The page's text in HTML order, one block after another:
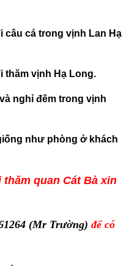
câu cá trong vịnh Lan Hạ
thăm vịnh Hạ Long.
nghỉ đêm trong vịnh
như phòng ở khách
quan Cát Bà xin
(Mr Trường) để có